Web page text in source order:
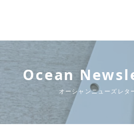
Ocean
オーシャンニューズレタ